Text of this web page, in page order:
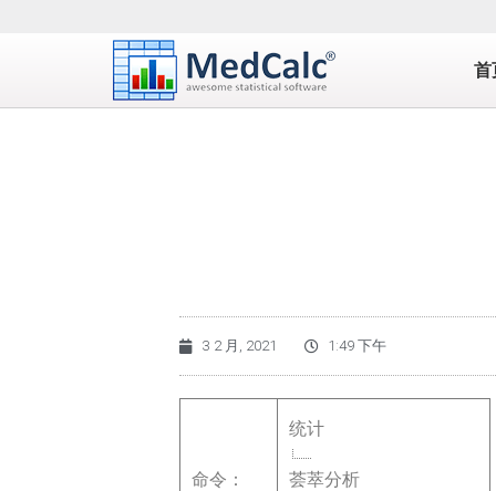
首
3 2 月, 2021 1:49 下午
命令：
统计
荟萃分析